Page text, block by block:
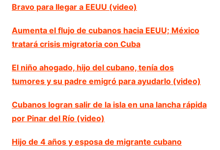
Bravo para llegar a EEUU (video)
Aumenta el flujo de cubanos hacia EEUU; México
tratará crisis migratoria con Cuba
El niño ahogado, hijo del cubano, tenía dos
tumores y su padre emigró para ayudarlo (video)
Cubanos logran salir de la isla en una lancha rápida
por Pinar del Río (video)
Hijo de 4 años y esposa de migrante cubano